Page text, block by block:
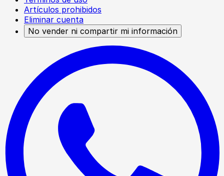
Artículos prohibidos
Eliminar cuenta
No vender ni compartir mi información